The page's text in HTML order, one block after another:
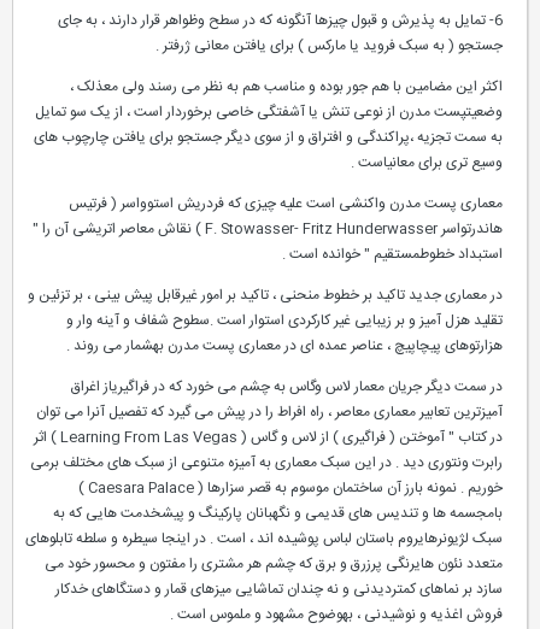
6- تمایل به پذیرش و قبول چیزها آنگونه که در سطح وظواهر قرار دارند ، به جای
جستجو ( به سبک فروید یا مارکس ) برای یافتن معانی ژرفتر .
اکثر این مضامین با هم جور بوده و مناسب هم به نظر می رسند ولی معذلک ،
وضعیتپست مدرن از نوعی تنش یا آشفتگی خاصی برخوردار است ، از یک سو تمایل
به سمت تجزیه ،پراکندگی و افتراق و از سوی دیگر جستجو برای یافتن چارچوب های
وسیع تری برای معانیاست .
معماری پست مدرن واکنشی است علیه چیزی که فردریش استوواسر ( فرتیس
هاندرتواسر F. Stowasser- Fritz Hunderwasser ) نقاش معاصر اتریشی آن را "
استبداد خطوطمستقیم " خوانده است .
در معماری جدید تاکید بر خطوط منحنی ، تاکید بر امور غیرقابل پیش بینی ، بر تزئین و
تقلید هزل آمیز و بر زیبایی غیر کارکردی استوار است .سطوح شفاف و آینه وار و
هزارتوهای پیچاپیچ ، عناصر عمده ای در معماری پست مدرن بهشمار می روند .
در سمت دیگر جریان معمار لاس وگاس به چشم می خورد که در فراگیریاز اغراق
آمیزترین تعابیر معماری معاصر ، راه افراط را در پیش می گیرد که تفصیل آنرا می توان
در کتاب " آموختن ( فراگیری ) از لاس و گاس ( Learning From Las Vegas ) اثر
رابرت ونتوری دید . در این سبک معماری به آمیزه متنوعی از سبک های مختلف برمی
خوریم . نمونه بارز آن ساختمان موسوم به قصر سزارها ( Caesara Palace )
بامجسمه ها و تندیس های قدیمی و نگهبانان پارکینگ و پیشخدمت هایی که به
سبک لژیونرهایروم باستان لباس پوشیده اند ، است . در اینجا سیطره و سلطه تابلوهای
متعدد نئون هایرنگی پرزرق و برق که چشم هر مشتری را مفتون و محسور خود می
سازد بر نماهای کمتردیدنی و نه چندان تماشایی میزهای قمار و دستگاهای خدکار
فروش اغذیه و نوشیدنی ، بهوضوح مشهود و ملموس است .